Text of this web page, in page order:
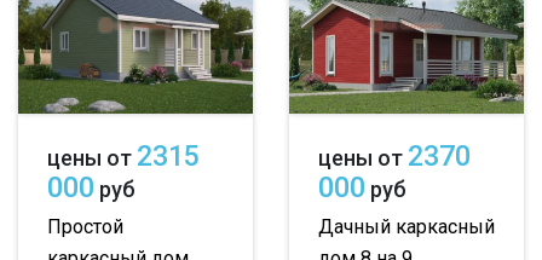
цены от 2315
000 руб
Простой
цены от 2370
000 руб
Дачный каркасный